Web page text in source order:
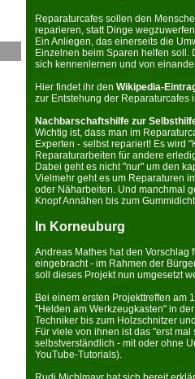
Reparaturcafes sollen den
reparieren, statt Dinge
Ein Anliegen, das ein­erseits die
Einzelnen beim Sparen helfen soll.
sich kennenlernen und von
Hier fin­det ihr den Wikipedia-
zur Entstehung der Reparaturcafes
Nachbarschaftshilfe zur
Wichtig ist, dass man im
Experten - selbst repariert! Es wird
Reparaturarbeiten für an­dere
Dabei geht es nicht "nur" um den
Vielmehr geht es um Reparaturen
oder Näharbeiten. Und manchmal
Knopf Annähen bis zum
In Korneuburg
Andreas Mathes hat den
eingebracht - im Rahmen der
soll dieses Projekt nun umge­setzt
Bei einem ersten Projekttreffen am
"Helden am Werkzeugkasten" in
Techniker bis zum Holzschnitzer
Für viele von ihnen ist das "erst
selbstverständlich - mit oder ohne
YouTube-Tutorials).